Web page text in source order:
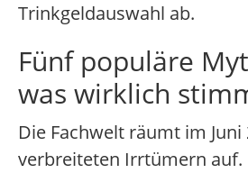
Trinkgeldauswahl ab.
Fünf populäre
was wirklich
Die Fachwelt räumt im
verbreiteten Irrtümern auf.